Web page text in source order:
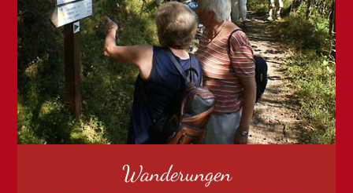
Wanderungen